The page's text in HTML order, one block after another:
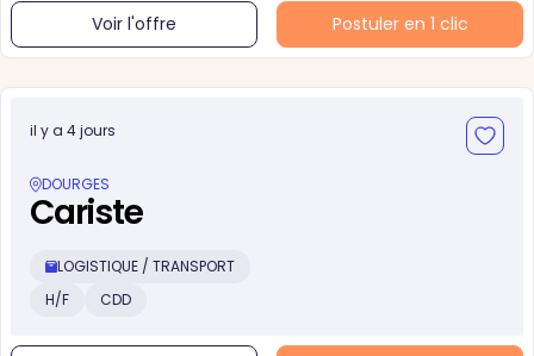
Voir l'offre Postuler en 1 clic
il y a 4 jours
DOURGES
Cariste
LOGISTIQUE / TRANSPORT
H/F
CDD